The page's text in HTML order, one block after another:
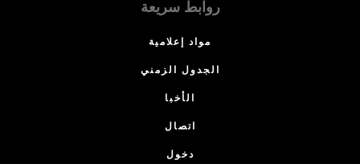
روابط سريعة
مواد إعلامية
الجدول الزمني
الأخبا
اتصال
دخول